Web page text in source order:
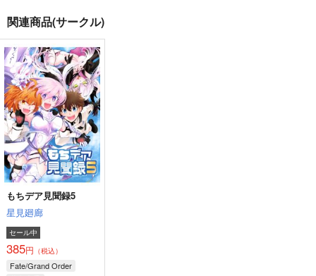
ぽちゃあず！
H-DADA
787円（税込）
安室透×榎本梓
サンプル
作品詳細
関連商品(サークル)
もちデア見聞録5
星見廻廊
セール中
385円 （税込）
Fate/Grand Order